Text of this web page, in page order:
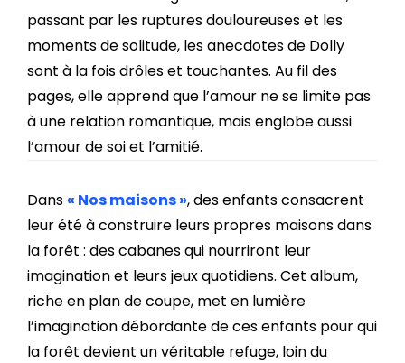
passant par les ruptures douloureuses et les
moments de solitude, les anecdotes de Dolly
sont à la fois drôles et touchantes. Au fil des
pages, elle apprend que l’amour ne se limite pas
à une relation romantique, mais englobe aussi
l’amour de soi et l’amitié.
Dans « Nos maisons », des enfants consacrent
leur été àconstruire leurs propres maisons dans
la forêt : des cabanes qui nourriront leur
imagination et leurs jeux quotidiens. Cet album,
riche en plan de coupe, met en lumière
l’imagination débordante de ces enfants pour qui
la forêt devient un véritable refuge, loin du